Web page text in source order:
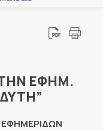
ΕΦΗΜ.